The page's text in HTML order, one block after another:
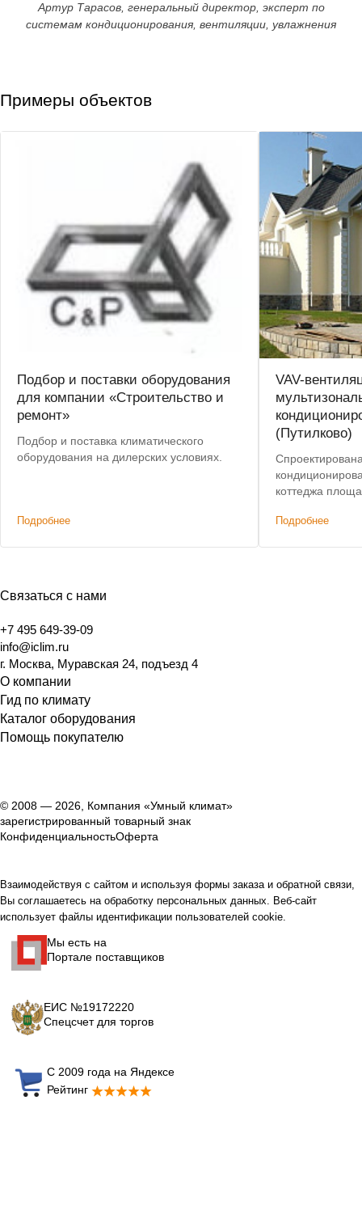
Артур Тарасов, генеральный директор, эксперт по
системам кондиционирования, вентиляции, увлажнения
Примеры объектов
Подбор и поставки оборудования
для компании «Строительство и
ремонт»
Подбор и поставка климатического
оборудования на дилерских условиях.
Подробнее
VAV-
(Путилково)
коттеджа
Подробнее
Связаться с нами
+7 495 649-39-09
info@iclim.ru
г. Москва, Муравская 24, подъезд 4
О компании
Гид по климату
Каталог оборудования
Помощь покупателю
© 2008 — 2026, Компания «Умный климат»
зарегистрированный товарный знак
КонфиденциальностьОферта
Взаимодействуя с сайтом и используя формы заказа и обратной связи,
Вы соглашаетесь на обработку персональных данных. Веб-сайт
использует файлы идентификации пользователей cookie.
Мы есть на
Портале поставщиков
ЕИС №19172220
Спецсчет для торгов
С 2009 года на Яндексе
Рейтинг